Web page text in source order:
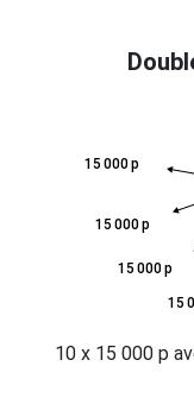
15 000 p
15 000 p
15 000 p
15
10 x 15 000 p